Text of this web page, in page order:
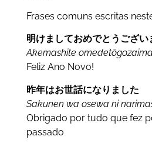
Frases comuns escritas
明けましておめでとうござい
Akemashite
Feliz Ano Novo!
昨年はお世話になりました
Sakunen wa osewa ni
Obrigado por tudo que fez
passado